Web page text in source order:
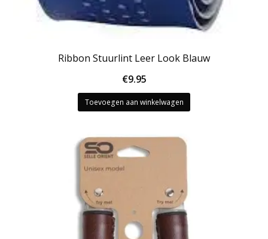
Ribbon Stuurlint Leer Look Blauw
€9.95
Toevoegen aan winkelwagen